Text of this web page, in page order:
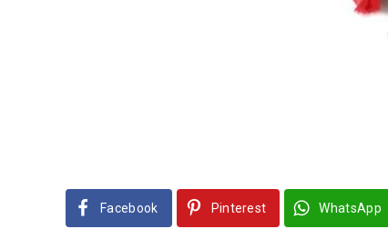
Facebook Pinterest WhatsApp